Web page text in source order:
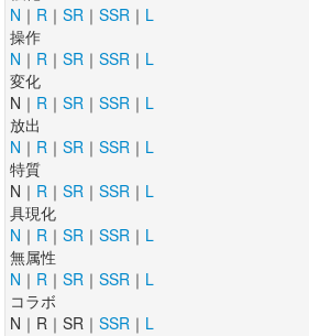
N ｜ R ｜ SR ｜ SSR ｜ L
操作
N ｜ R ｜ SR ｜ SSR ｜ L
変化
N｜ R ｜ SR ｜ SSR ｜ L
放出
N ｜ R ｜ SR ｜ SSR ｜ L
特質
N｜ R ｜ SR ｜ SSR ｜ L
具現化
N ｜ R ｜ SR ｜ SSR ｜ L
無属性
N ｜ R ｜ SR ｜ SSR ｜ L
コラボ
N｜R｜SR｜ SSR ｜ L